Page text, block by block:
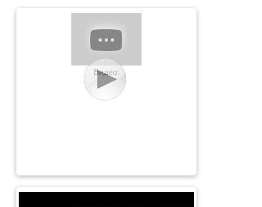
Видео: